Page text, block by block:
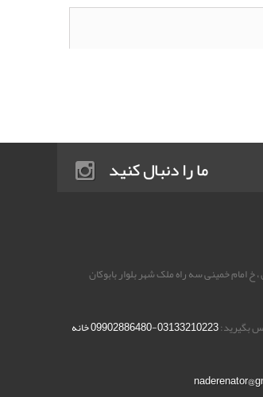
ما را دنبال کنید
خ امام خمینی سه راه ملک شهر بلوار بابوکان
بگیرید:
03133210223-09902886480 خانه